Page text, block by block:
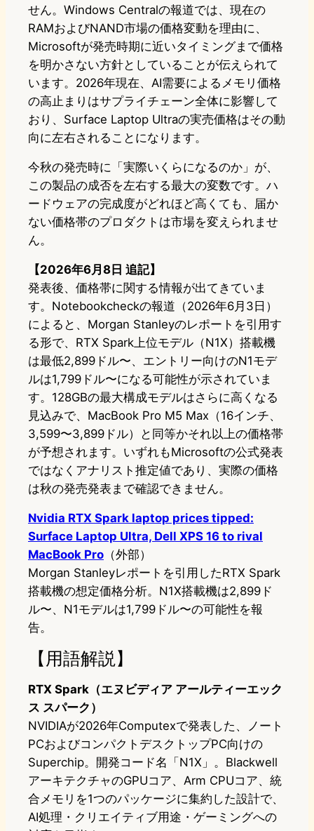
せん。Windows Centralの報道では、現在の
RAMおよびNAND市場の価格変動を理由に、
Microsoftが発売時期に近いタイミングまで価格
を明かさない方針としていることが伝えられて
います。2026年現在、AI需要によるメモリ価格
の高止まりはサプライチェーン全体に影響して
おり、Surface Laptop Ultraの実売価格はその動
向に左右されることになります。
今秋の発売時に「実際いくらになるのか」が、
この製品の成否を左右する最大の変数です。ハ
ードウェアの完成度がどれほど高くても、届か
ない価格帯のプロダクトは市場を変えられませ
ん。
【2026年6月8日 追記】
発表後、価格帯に関する情報が出てきていま
す。Notebookcheckの報道（2026年6月3日）
によると、Morgan Stanleyのレポートを引用す
る形で、RTX Spark上位モデル（N1X）搭載機
は最低2,899ドル〜、エントリー向けのN1モデ
ルは1,799ドル〜になる可能性が示されていま
す。128GBの最大構成モデルはさらに高くなる
見込みで、MacBook Pro M5 Max（16インチ、
3,599〜3,899ドル）と同等かそれ以上の価格帯
が予想されます。いずれもMicrosoftの公式発表
ではなくアナリスト推定値であり、実際の価格
は秋の発売発表まで確認できません。
Nvidia RTX Spark laptop prices tipped:
Surface Laptop Ultra, Dell XPS 16 to rival
MacBook Pro （外部）
Morgan Stanleyレポートを引用したRTX Spark
搭載機の想定価格分析。N1X搭載機は2,899ド
ル〜、N1モデルは1,799ドル〜の可能性を報
告。
【用語解説】
RTX Spark（エヌビディア アールティーエック
ス スパーク）
NVIDIAが2026年Computexで発表した、ノート
PCおよびコンパクトデスクトップPC向けの
Superchip。開発コード名「N1X」。Blackwell
アーキテクチャのGPUコア、Arm CPUコア、統
合メモリを1つのパッケージに集約した設計で、
AI処理・クリエイティブ用途・ゲーミングへの